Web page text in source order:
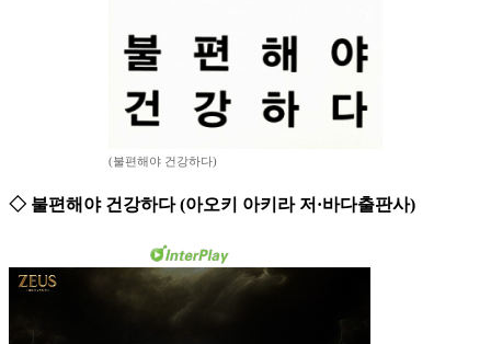
(불편해야 건강하다)
◇ 불편해야 건강하다 (아오키 아키라 저·바다출판사)